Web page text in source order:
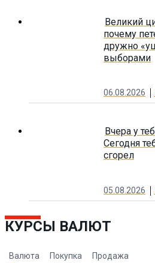
Великий
почему
дружно
выборами
06.08.2026
Вчера у
Сегодня
сгорел
05.08.2026
КУРСЫ ВАЛЮТ
Валюта Покупка Продажа